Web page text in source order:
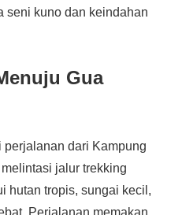
seni kuno dan keindahan
Gua
dari Kampung
jalur trekking
hutan tropis, sungai kecil,
Perjalanan memakan